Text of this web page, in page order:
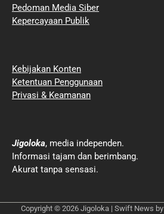
Pedoman Media Siber
Kepercayaan Publik
Kebijakan Konten
Ketentuan Penggunaan
Privasi & Keamanan
Jigoloka, media independen.
Informasi tajam dan berimbang.
Akurat tanpa sensasi.
Copyright © 2026 Jigoloka | Swift News by